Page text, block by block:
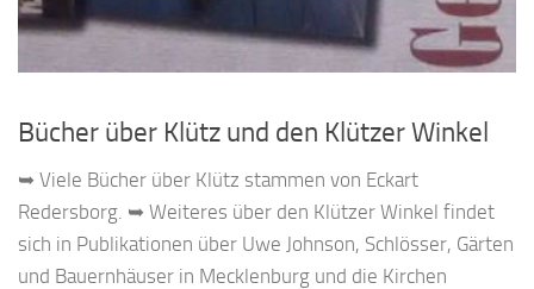
Bücher über Klütz und den Klützer Winkel
➥ Viele Bücher über Klütz stammen von Eckart
Redersborg. ➥ Weiteres über den Klützer Winkel findet
sich in Publikationen über Uwe Johnson, Schlösser, Gärten
und Bauernhäuser in Mecklenburg und die Kirchen